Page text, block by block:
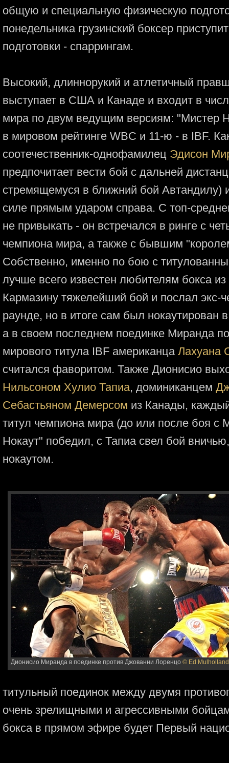
общую и специальную физическую
понедельника грузинский боксер
подготовки - спаррингам.
Высокий, длиннорукий и атлетичный
выступает в США и Канаде и входит в
мира по двум ведущим версиям: "Мистер
в мировом рейтинге WBC и 11-ю - в IBF.
соотечественник-однофамилец Эдисон
предпочитает вести бой с дальней
стремящемуся в ближний бой Автандилу)
силе прямым ударом справа. С топ-
не привыкать - он встречался в ринге с
чемпиона мира, а также с бывшим
Собственно, именно по бою с
лучше всего известен любителям бокса
Кармазину тяжелейший бой и послал экс-
раунде, но в итоге сам был нокаутирован
а в своем последнем поединке Миранда
мирового титула IBF американца Лахуана
считался фаворитом. Также Дионисио
Нильсоном Хулио Тапиа, доминиканцем
Себастьяном Демерсом из Канады,
титул чемпиона мира (до или после боя
Нокаут" победил, с Тапиа свел бой
нокаутом.
Дионисио Миранда в поединке против Джованни Лоренцо © Ed Mulholland
титульный поединок между двумя
очень зрелищными и агрессивными
бокса в прямом эфире будет Первый